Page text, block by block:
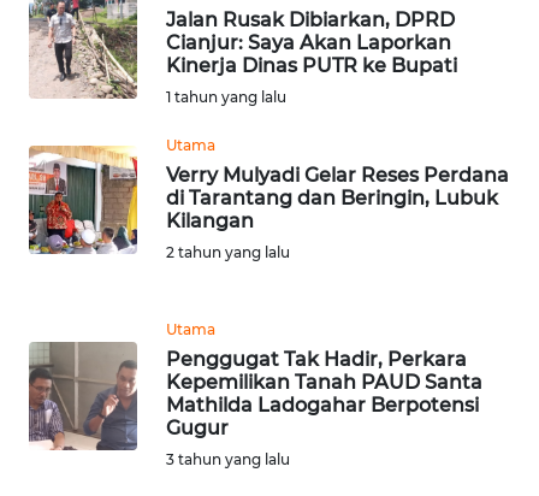
Jalan Rusak Dibiarkan, DPRD
Cianjur: Saya Akan Laporkan
Kinerja Dinas PUTR ke Bupati
1 tahun yang lalu
Utama
Verry Mulyadi Gelar Reses Perdana
di Tarantang dan Beringin, Lubuk
Kilangan
2 tahun yang lalu
Utama
Penggugat Tak Hadir, Perkara
Kepemilikan Tanah PAUD Santa
Mathilda Ladogahar Berpotensi
Gugur
3 tahun yang lalu
WN
JAKARTA
JABAR
WN
BANTEN
NTT
WN
KEPRI